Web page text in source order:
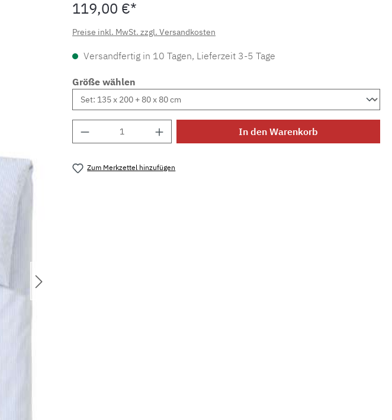
119,00 €*
Preise inkl. MwSt. zzgl. Versandkosten
Versandfertig in 10 Tagen, Lieferzeit 3-5 Tage
Größe wählen
Produkt Anzahl: Gib den gewünschten Wert ein
In den Warenkorb
Zum Merkzettel hinzufügen